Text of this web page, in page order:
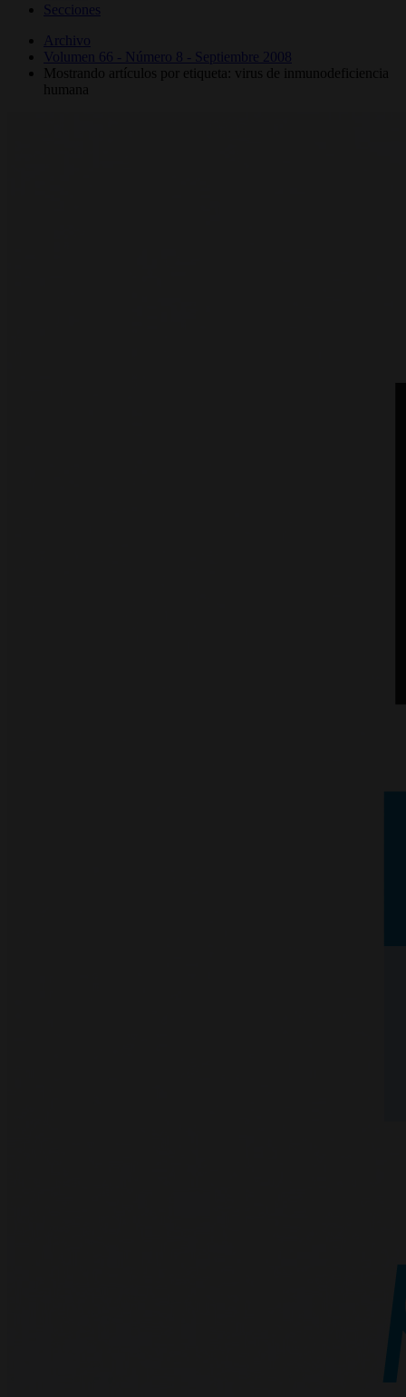
Secciones
Archivo
Volumen 66 - Número 8 - Septiembre 2008
Mostrando artículos por etiqueta: virus de inmunodeficiencia
humana